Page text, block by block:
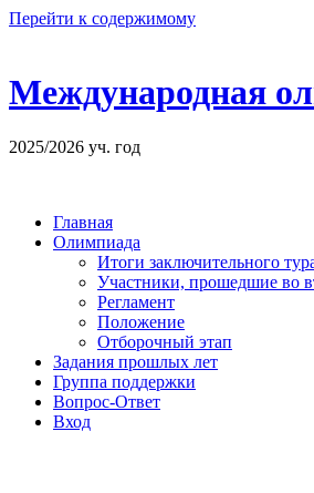
Перейти к содержимому
Международная
2025/2026 уч. год
Главная
Олимпиада
Итоги заключительного
Участники, прошедшие во
Регламент
Положение
Отборочный этап
Задания прошлых лет
Группа поддержки
Вопрос-Ответ
Вход